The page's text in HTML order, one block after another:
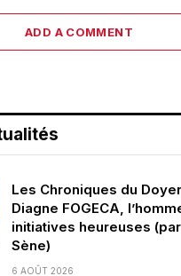
ADD A COMMENT
Les Chroniques du
Diagne FOGECA,
initiatives heureuses
Sène)
6 AOÛT 2026